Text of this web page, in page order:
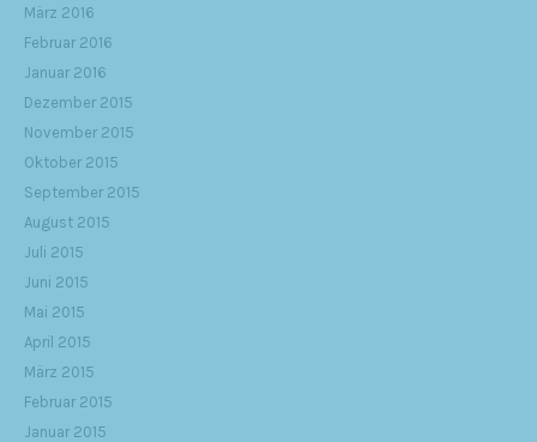
März 2016
Februar 2016
Januar 2016
Dezember 2015
November 2015
Oktober 2015
September 2015
August 2015
Juli 2015
Juni 2015
Mai 2015
April 2015
März 2015
Februar 2015
Januar 2015